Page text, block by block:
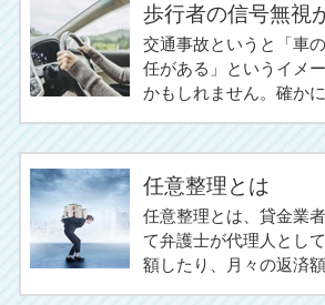
歩行者の信号無視
交通事故というと「車
任がある」というイメ
かもしれません。確か
任意整理とは
任意整理とは、貸金業
て弁護士が代理人とし
額したり、月々の返済